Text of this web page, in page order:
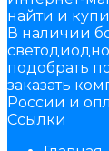
найти и
В наличии
подобрать
заказать
России и
Ссылки